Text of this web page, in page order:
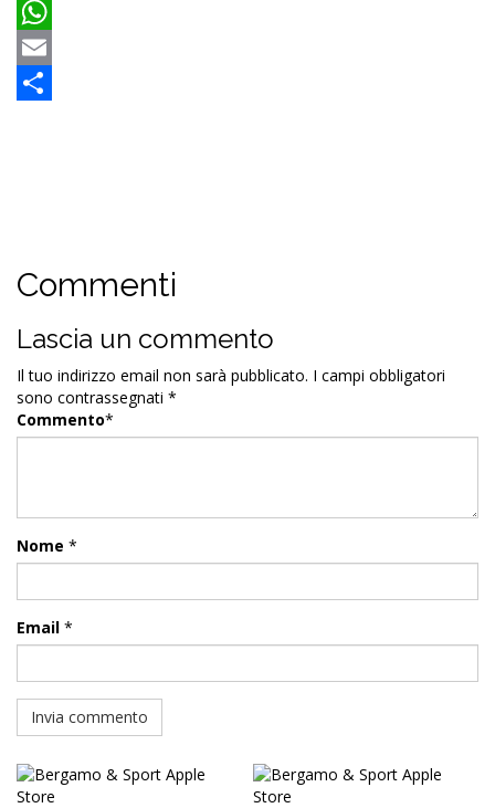
Twitter
WhatsApp
Email
Commenti
Lascia un commento
Il tuo indirizzo email non sarà pubblicato. I campi obbligatori
sono contrassegnati *
Commento*
Nome *
Email *